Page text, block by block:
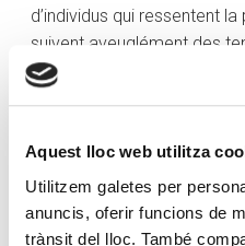
Aquest lloc web utilitza
Utilitzem galetes per
anuncis, oferir funcions de
trànsit del lloc. També
d’individus qui ressentent la
suivent aveuglément des
Cette part d’irrationalité
historiquement tendance à
souvent une croissance
L’existence même de